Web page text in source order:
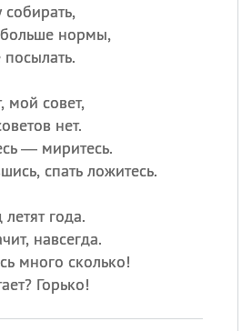
нормы,
мой совет,
нет.
— миритесь.
спать ложитесь.
года.
навсегда.
много сколько!
Горько!